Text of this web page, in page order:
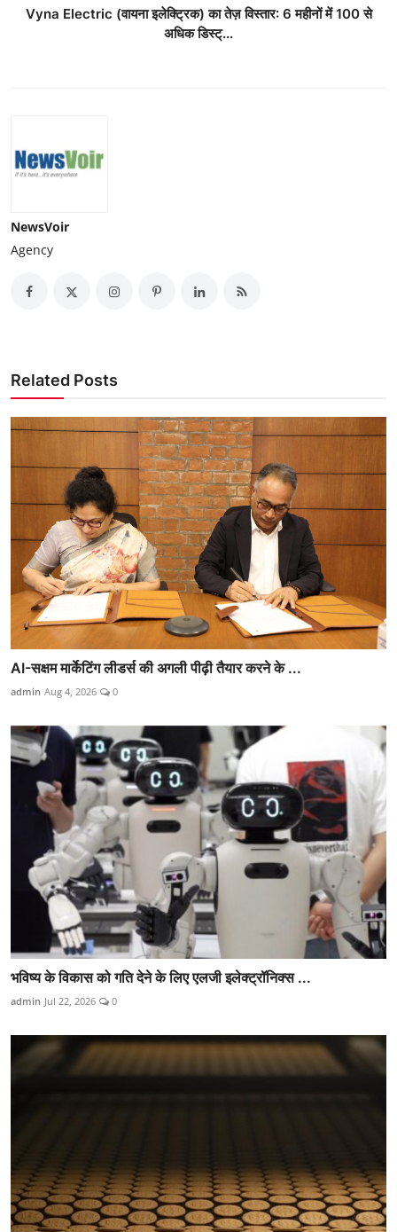
Vyna Electric (वायना इलेक्ट्रिक) का तेज़ विस्तार: 6 महीनों में 100 से
अधिक डिस्ट्...
NewsVoir
Agency
Related Posts
AI-सक्षम मार्केटिंग लीडर्स की अगली पीढ़ी तैयार करने के ...
admin Aug 4, 2026 0
भविष्य के विकास को गति देने के लिए एलजी इलेक्ट्रॉनिक्स ...
admin Jul 22, 2026 0